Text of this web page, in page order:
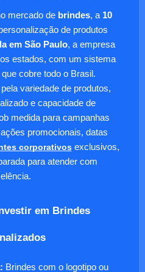
mercado de brindes, a 10
de produtos
em São Paulo, a empresa
estados, com um sistema
cobre todo o Brasil.
variedade de produtos,
e capacidade de
medida para campanhas
promocionais, datas
corporativosexclusivos,
para atender com
em Brindes
Brindes com o logotipo ou